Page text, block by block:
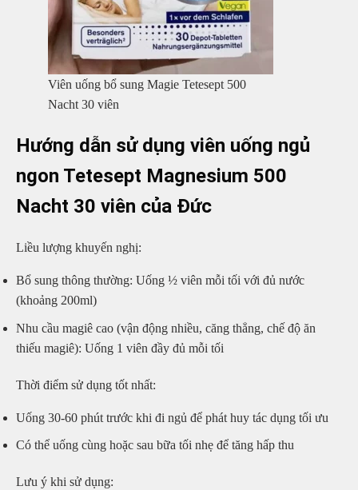
Viên uống bổ sung Magie Tetesept 500
Nacht 30 viên
Hướng dẫn sử dụng viên uống ngủ
ngon Tetesept Magnesium 500
Nacht 30 viên của Đức
Liều lượng khuyến nghị:
Bổ sung thông thường: Uống ½ viên mỗi tối với đủ nước
(khoảng 200ml)
Nhu cầu magiê cao (vận động nhiều, căng thẳng, chế độ ăn
thiếu magiê): Uống 1 viên đầy đủ mỗi tối
Thời điểm sử dụng tốt nhất:
Uống 30-60 phút trước khi đi ngủ để phát huy tác dụng tối ưu
Có thể uống cùng hoặc sau bữa tối nhẹ để tăng hấp thu
Lưu ý khi sử dụng: